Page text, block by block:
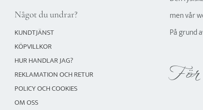
Något du undrar?
KUNDTJÄNST
KÖPVILLKOR
HUR HANDLAR JAG?
REKLAMATION OCH RETUR
POLICY OCH COOKIES
OM OSS
men vår
På grund